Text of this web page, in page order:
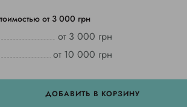
от 3 000 грн
от 3 000 грн
от 10 000 грн
ДОБАВИТЬ В КОРЗИНУ